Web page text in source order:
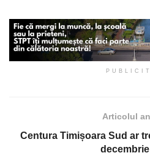
Articolul
Centura Timișoara Sud ar